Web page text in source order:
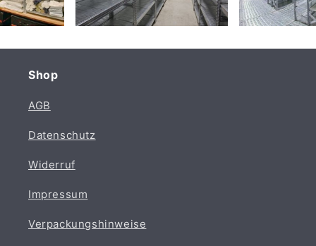
Shop
AGB
Datenschutz
Widerruf
Impressum
Verpackungshinweise